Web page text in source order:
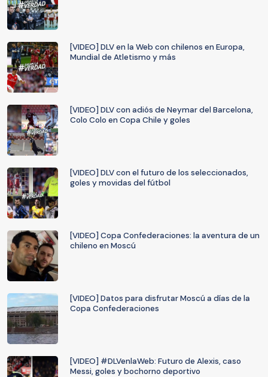
[VIDEO] DLV en la Web con chilenos en Europa,
Mundial de Atletismo y más
[VIDEO] DLV con adiós de Neymar del Barcelona,
Colo Colo en Copa Chile y goles
[VIDEO] DLV con el futuro de los seleccionados,
goles y movidas del fútbol
[VIDEO] Copa Confederaciones: la aventura de un
chileno en Moscú
[VIDEO] Datos para disfrutar Moscú a días de la
Copa Confederaciones
[VIDEO] #DLVenlaWeb: Futuro de Alexis, caso
Messi, goles y bochorno deportivo